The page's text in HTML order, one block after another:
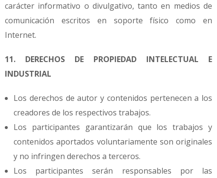
carácter informativo o divulgativo, tanto en medios de
comunicación escritos en soporte físico como en
Internet.
11. DERECHOS DE PROPIEDAD INTELECTUAL E
INDUSTRIAL
Los derechos de autor y contenidos pertenecen a los
creadores de los respectivos trabajos.
Los participantes garantizarán que los trabajos y
contenidos aportados voluntariamente son originales
y no infringen derechos a terceros.
Los participantes serán responsables por las